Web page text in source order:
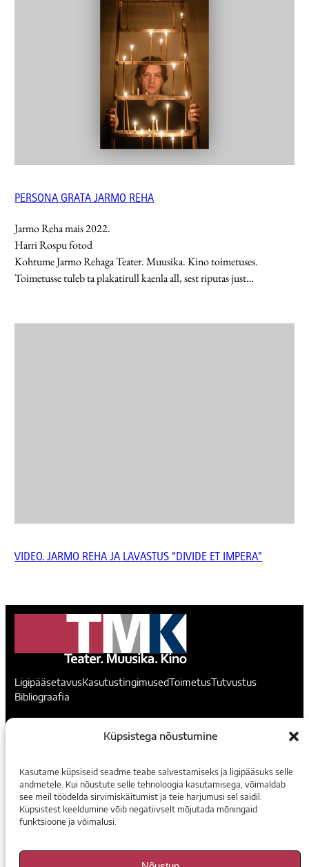
Küpsistega nõustumine
Kasutame küpsiseid seadme teabe salvestamiseks ja ligipääsuks selle
andmetele. Kui nõustute selle tehnoloogia kasutamisega, võimaldab
see meil töödelda sirvimiskäitumist ja teie harjumusi sel saidil.
Küpsistest keeldumine võib negatiivselt mõjutada mõningaid
funktsioone ja võimalusi.
PERSONA GRATA JARMO REHA
Jarmo Reha mais 2022.
Harri Rospu fotod
Kohtume Jarmo Rehaga Teater. Muusika. Kino toimetuses.
Toimetusse tuleb ta plakatirull kaenla all, sest riputas just…
VIDEO. JARMO REHA JA LAVASTUS “DIVIDE ET IMPERA”
LigipääsetavusKasutustingimusedToimetusTutvustus
Bibliograafia
Teater. Muusika. Kino
madis@temuki.ee
InstagramFacebook
Tellimine